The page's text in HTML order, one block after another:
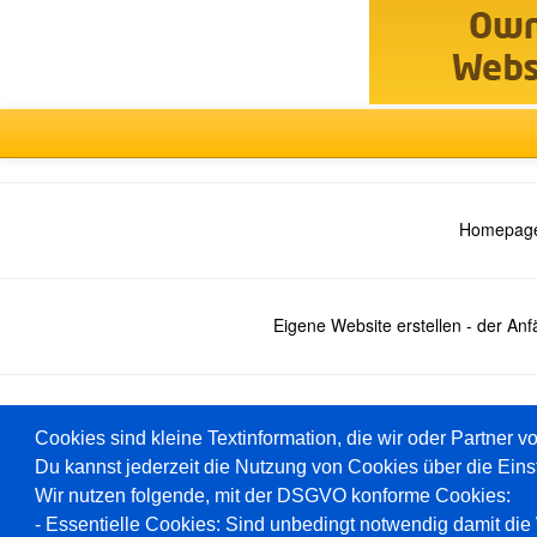
Eigene Website erstellen - der
Baukasten
Cookies sind kleine Textinformation, die wir oder Partner
Du kannst jederzeit die Nutzung von Cookies über die
Wir nutzen folgende, mit der DSGVO konforme Cookies:
- Essentielle Cookies: Sind unbedingt notwendig damit